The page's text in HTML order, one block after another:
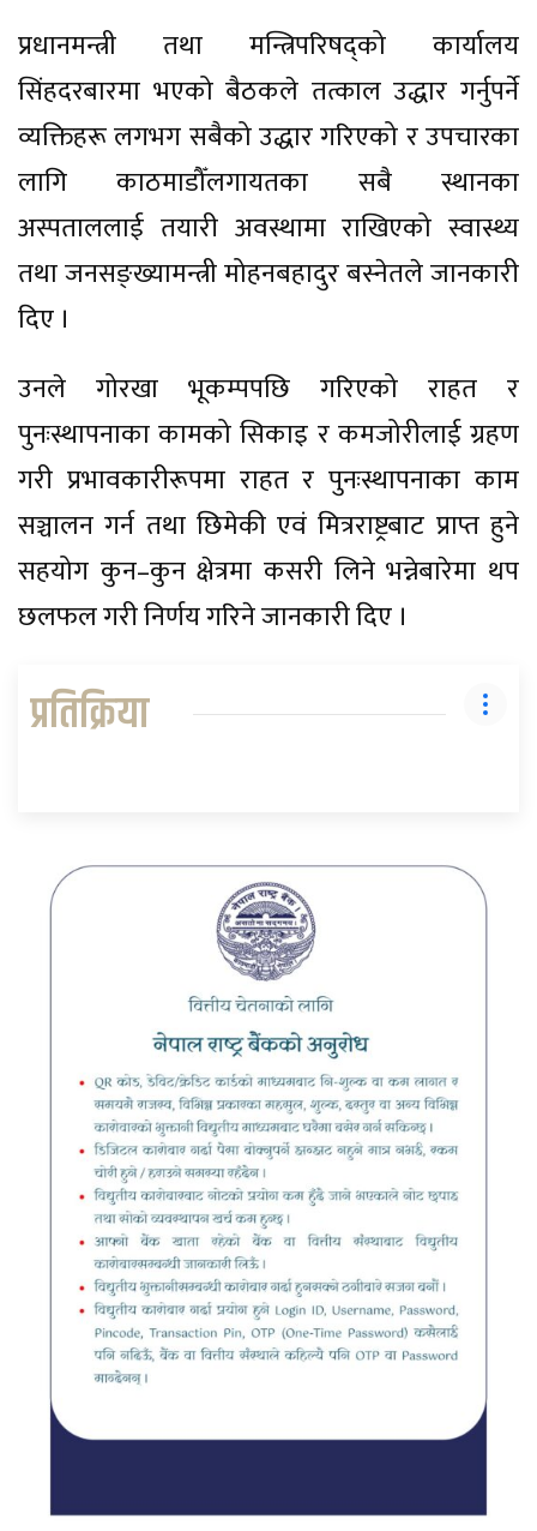
प्रधानमन्त्री तथा मन्त्रिपरिषद्को कार्यालय
सिंहदरबारमा भएको बैठकले तत्काल उद्धार गर्नुपर्ने
व्यक्तिहरू लगभग सबैको उद्धार गरिएको र उपचारका
लागि काठमाडौँलगायतका सबै स्थानका
अस्पताललाई तयारी अवस्थामा राखिएको स्वास्थ्य
तथा जनसङ्ख्यामन्त्री मोहनबहादुर बस्नेतले जानकारी
दिए ।
उनले गोरखा भूकम्पपछि गरिएको राहत र
पुनःस्थापनाका कामको सिकाइ र कमजोरीलाई ग्रहण
गरी प्रभावकारीरूपमा राहत र पुनःस्थापनाका काम
सञ्चालन गर्न तथा छिमेकी एवं मित्रराष्ट्रबाट प्राप्त हुने
सहयोग कुन–कुन क्षेत्रमा कसरी लिने भन्नेबारेमा थप
छलफल गरी निर्णय गरिने जानकारी दिए ।
प्रतिक्रिया